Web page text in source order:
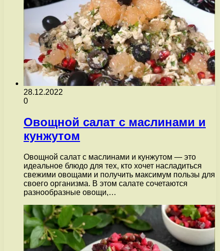
28.12.2022
0
Овощной салат с маслинами и
кунжутом
Овощной салат с маслинами и кунжутом — это
идеальное блюдо для тех, кто хочет насладиться
свежими овощами и получить максимум пользы для
своего организма. В этом салате сочетаются
разнообразные овощи,…